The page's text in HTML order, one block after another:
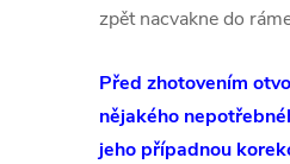
zpět nacvakne do
Před zhotovením
nějakého
jeho případnou